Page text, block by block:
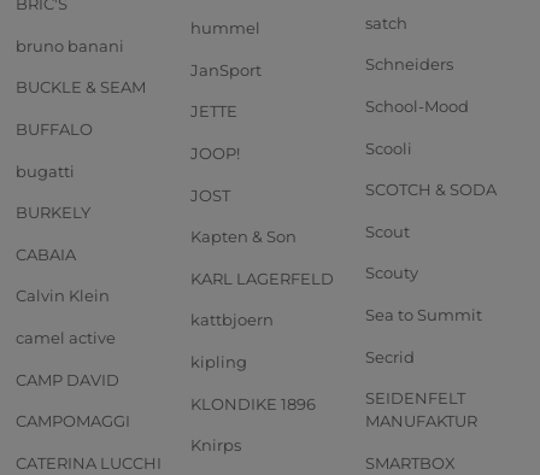
bruno banani
BUCKLE & SEAM
BUFFALO
bugatti
BURKELY
CABAIA
Calvin Klein
camel active
CAMP DAVID
CAMPOMAGGI
CATERINA LUCCHI
hummel
JanSport
JETTE
JOOP!
JOST
Kapten & Son
KARL LAGERFELD
kattbjoern
kipling
KLONDIKE 1896
Knirps
satch
Schneiders
School-Mood
Scooli
SCOTCH & SODA
Scout
Scouty
Sea to Summit
Secrid
SEIDENFELT
MANUFAKTUR
SMARTBOX